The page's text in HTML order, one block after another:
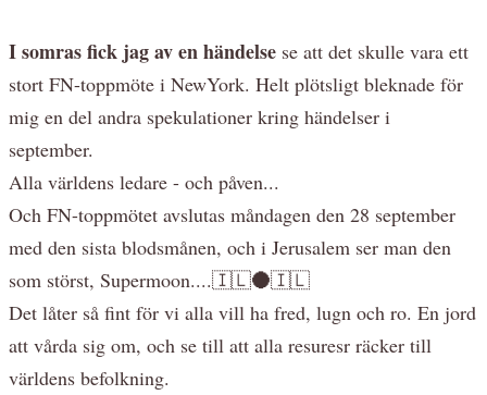
I somras fick jag av en händelse se att det skulle vara ett
stort FN-toppmöte i NewYork. Helt plötsligt bleknade för
mig en del andra spekulationer kring händelser i
september.
Alla världens ledare - och påven...
Och FN-toppmötet avslutas måndagen den 28 september
med den sista blodsmånen, och i Jerusalem ser man den
som störst, Supermoon....🇮🇱🌑🇮🇱
Det låter så fint för vi alla vill ha fred, lugn och ro. En jord
att vårda sig om, och se till att alla resuresr räcker till
världens befolkning.